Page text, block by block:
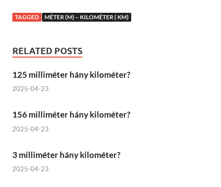
TAGGED MÉTER (M) – KILOMÉTER ( KM)
RELATED POSTS
125 milliméter hány kilométer?
2025-04-23
156 milliméter hány kilométer?
2025-04-23
3 milliméter hány kilométer?
2025-04-23